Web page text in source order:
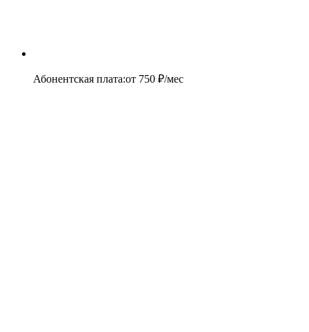
Абонентская плата:от 750 ₽/мес